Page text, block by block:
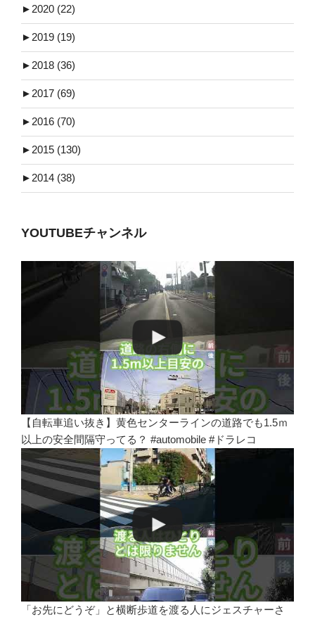
► 2020 (22)
► 2019 (19)
► 2018 (36)
► 2017 (69)
► 2016 (70)
► 2015 (130)
► 2014 (38)
YOUTUBEチャンネル
【自転車追い抜き】黄色センターラインの道路でも1.5ｍ
以上の安全間隔守ってる？ #automobile #ドラレコ
「お先にどうぞ」と横断歩道を渡る人にジェスチャーさ